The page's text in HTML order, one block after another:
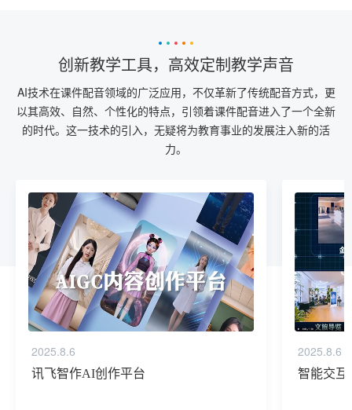
创新教学工具，高效定制教学声音
AI技术在课件配音领域的广泛应用，不仅革新了传统配音方式，更
以其高效、自然、个性化的特点，引领着课件配音进入了一个全新
的时代。这一技术的引入，无疑将为教育事业的发展注入新的活
力。
2025.8.6
讯飞智作AI创作平台
2025.8.6
智能交互